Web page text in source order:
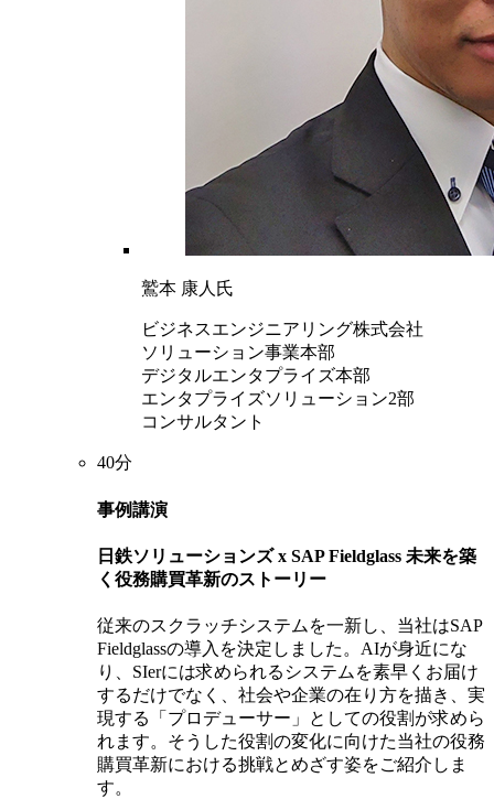
鷲本 康人氏
ビジネスエンジニアリング株式会社
ソリューション事業本部
デジタルエンタプライズ本部
エンタプライズソリューション2部
コンサルタント
40分
事例講演
日鉄ソリューションズ x SAP Fieldglass 未来を築
く役務購買革新のストーリー
従来のスクラッチシステムを一新し、当社はSAP
Fieldglassの導入を決定しました。AIが身近にな
り、SIerには求められるシステムを素早くお届け
するだけでなく、社会や企業の在り方を描き、実
現する「プロデューサー」としての役割が求めら
れます。そうした役割の変化に向けた当社の役務
購買革新における挑戦とめざす姿をご紹介しま
す。